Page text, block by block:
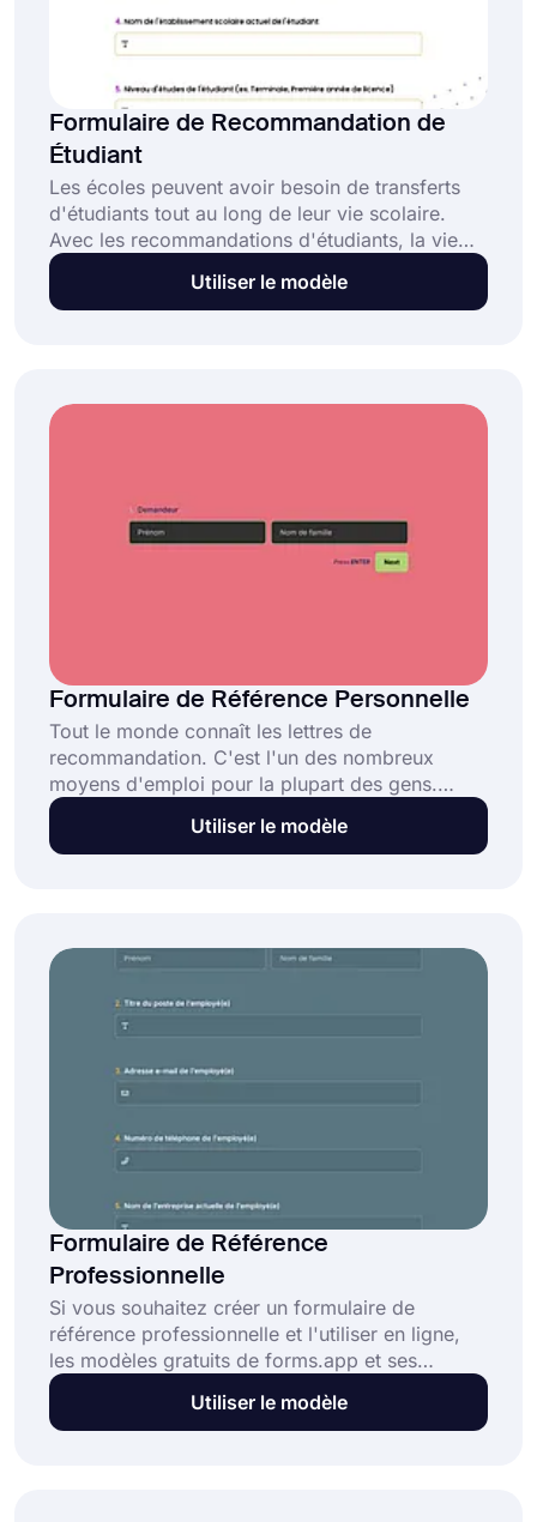
Formulaire de Recommandation de
Étudiant
Les écoles peuvent avoir besoin de transferts
d'étudiants tout au long de leur vie scolaire.
Avec les recommandations d'étudiants, la vie
scolaire des étudiants sera bien meilleure. Vous
pouvez utiliser l'outil en ligne gratuit forms.app
Utiliser le modèle
Formulaire de Référence Personnelle
Tout le monde connaît les lettres de
recommandation. C'est l'un des nombreux
moyens d'emploi pour la plupart des gens.
Quelque chose qui est moins connu est les
lettres de référence personnelles ou de
de référence normaux, ceux-ci donnent des
informations sur les qualités personnelles et
indiquent si la personne convient au poste.
Utiliser le modèle
Formulaire de Référence
Professionnelle
Si vous souhaitez créer un formulaire de
référence professionnelle et l'utiliser en ligne,
les modèles gratuits de forms.app et ses
fonctionnalités avancées mais simples
d'utilisation peuvent vous aider. Cliquez dès
Utiliser le modèle